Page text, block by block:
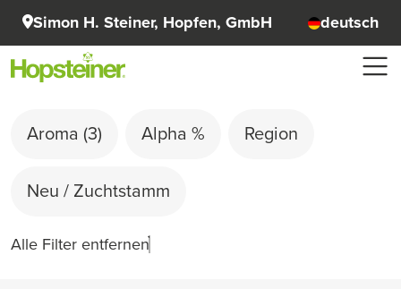
Simon H. Steiner, Hopfen, GmbH deutsch
Aroma (3) Alpha % Region
Neu / Zuchtstamm
Alle Filter entfernen